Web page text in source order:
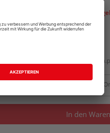
Ihr Standort ist nicht im
Verfügbar in der Ausstellung - vor
In den